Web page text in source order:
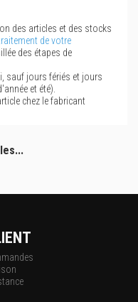
des articles et des stocks
traitement de votre
des étapes de
sauf jours fériés et jours
et été).
chez le fabricant